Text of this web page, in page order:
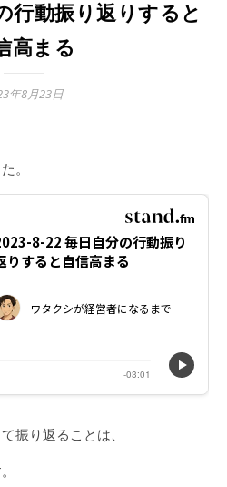
行動振り返りすると
高まる
年8月23日
。
振り返ることは、